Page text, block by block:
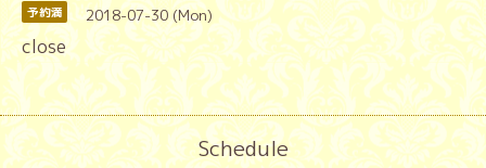
予約満 2018-07-30 (Mon)
close
Schedule